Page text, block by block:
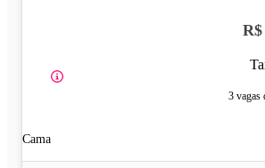
Cama
R$
3 vagas